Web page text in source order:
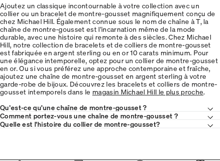
Ajoutez un classique incontournable à votre collection avec un
collier ou un bracelet de montre-gousset magnifiquement conçu de
chez Michael Hill. Également connue sous le nom de chaîne à T, la
chaîne de montre-gousset est l'incarnation même de la mode
durable, avec une histoire qui remonte à des siècles. Chez Michael
Hill, notre collection de bracelets et de colliers de montre-gousset
est fabriquée en argent sterling ou en or 10 carats minimum. Pour
une élégance intemporelle, optez pour un collier de montre-gousset
en or. Ou si vous préférez une approche contemporaine et fraîche,
ajoutez une chaîne de montre-gousset en argent sterling à votre
garde-robe de bijoux. Découvrez les bracelets et colliers de montre-
gousset intemporels dans le magasin Michael Hill le plus proche.
Qu'est-ce qu'une chaîne de montre-gousset ?
Comment portez-vous une chaîne de montre-gousset ?
Quelle est l'histoire du collier de montre-gousset?